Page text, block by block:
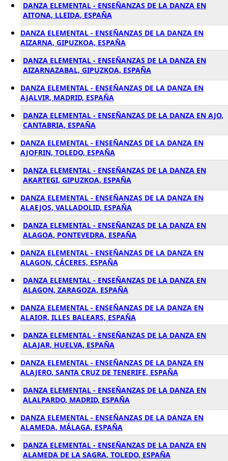
DANZA ELEMENTAL - ENSEÑANZAS DE LA DANZA EN
AITONA, LLEIDA, ESPAÑA
DANZA ELEMENTAL - ENSEÑANZAS DE LA DANZA EN
AIZARNA, GIPUZKOA, ESPAÑA
DANZA ELEMENTAL - ENSEÑANZAS DE LA DANZA EN
AIZARNAZABAL, GIPUZKOA, ESPAÑA
DANZA ELEMENTAL - ENSEÑANZAS DE LA DANZA EN
AJALVIR, MADRID, ESPAÑA
DANZA ELEMENTAL - ENSEÑANZAS DE LA DANZA EN AJO,
CANTABRIA, ESPAÑA
DANZA ELEMENTAL - ENSEÑANZAS DE LA DANZA EN
AJOFRIN, TOLEDO, ESPAÑA
DANZA ELEMENTAL - ENSEÑANZAS DE LA DANZA EN
AKARTEGI, GIPUZKOA, ESPAÑA
DANZA ELEMENTAL - ENSEÑANZAS DE LA DANZA EN
ALAEJOS, VALLADOLID, ESPAÑA
DANZA ELEMENTAL - ENSEÑANZAS DE LA DANZA EN
ALAGOA, PONTEVEDRA, ESPAÑA
DANZA ELEMENTAL - ENSEÑANZAS DE LA DANZA EN
ALAGON, CÁCERES, ESPAÑA
DANZA ELEMENTAL - ENSEÑANZAS DE LA DANZA EN
ALAGON, ZARAGOZA, ESPAÑA
DANZA ELEMENTAL - ENSEÑANZAS DE LA DANZA EN
ALAIOR, ILLES BALEARS, ESPAÑA
DANZA ELEMENTAL - ENSEÑANZAS DE LA DANZA EN
ALAJAR, HUELVA, ESPAÑA
DANZA ELEMENTAL - ENSEÑANZAS DE LA DANZA EN
ALAJERO, SANTA CRUZ DE TENERIFE, ESPAÑA
DANZA ELEMENTAL - ENSEÑANZAS DE LA DANZA EN
ALALPARDO, MADRID, ESPAÑA
DANZA ELEMENTAL - ENSEÑANZAS DE LA DANZA EN
ALAMEDA, MÁLAGA, ESPAÑA
DANZA ELEMENTAL - ENSEÑANZAS DE LA DANZA EN
ALAMEDA DE LA SAGRA, TOLEDO, ESPAÑA